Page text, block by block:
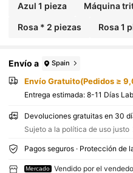
Azul 1 pieza Máquina
Rosa * 2 piezas Rosa 1
Envío a Spain
Envío Gratuito(Pedidos ≥
Entrega estimada: 8-11 Días
Devoluciones gratuitas en 30
Sujeto a la política de uso justo
Pagos seguros · Protección de
Mercado
Vendido por el